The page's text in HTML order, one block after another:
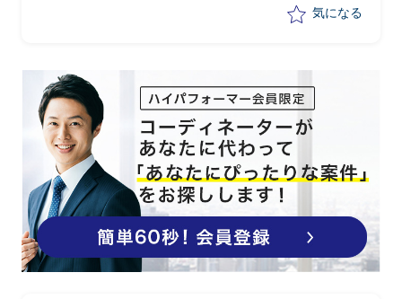
・ベンダーとの定例会、データ移行支
援、MDM連携検討
・MDMからのデータ抽出や提供データ
の整理
・DBのテーブル定義やER図を参照し
て、新規テーブル、フィールド追加など
の変更時に影響把握や効率的な設計、提
案を行う
・ビジネス担当者からExcelや既存DBに
存在するデータをうまく活用してPower
気になる